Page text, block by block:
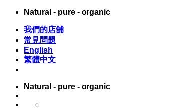
Skip
content
Natural - pure - organic
我們的店舖
常見問題
English
繁體中文
Natural - pure - organic